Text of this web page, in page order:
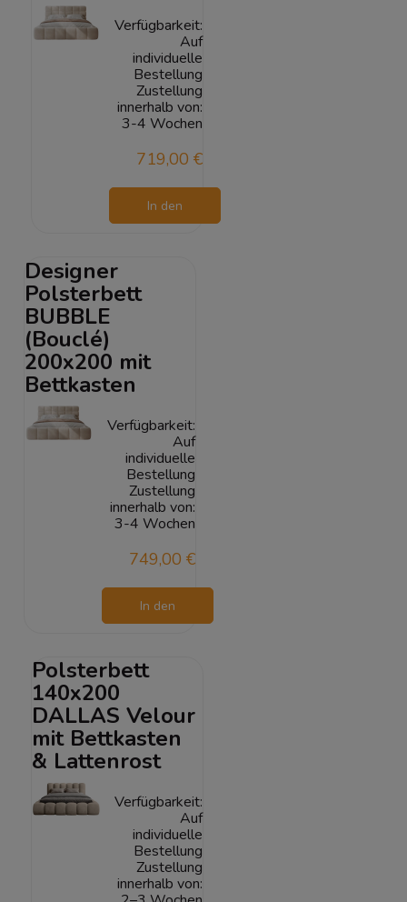
Verfügbarkeit:
Auf
individuelle
Bestellung
Zustellung
innerhalb von:
3-4 Wochen
719,00 €
In den
Designer
Polsterbett
BUBBLE
(Bouclé)
200x200 mit
Bettkasten
Verfügbarkeit:
Auf
individuelle
Bestellung
Zustellung
innerhalb von:
3-4 Wochen
749,00 €
In den
Polsterbett
140x200
DALLAS Velour
mit Bettkasten
& Lattenrost
Verfügbarkeit:
Auf
individuelle
Bestellung
Zustellung
innerhalb von: